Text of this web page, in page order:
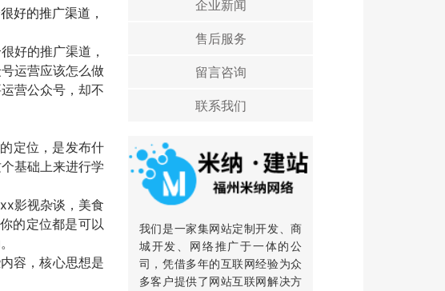
好的推广渠道，
好的推广渠道，
运营应该怎么做
营公众号，却不
定位，是发布什
基础上来进行学
影视杂谈，美食
的定位都是可以
容，核心思想是
企业新闻
售后服务
留言咨询
联系我们
我们是一家集网站定制开发、商
城开发、网络推广于一体的公
司，凭借多年的互联网经验为众
多客户提供了网站互联网解决方